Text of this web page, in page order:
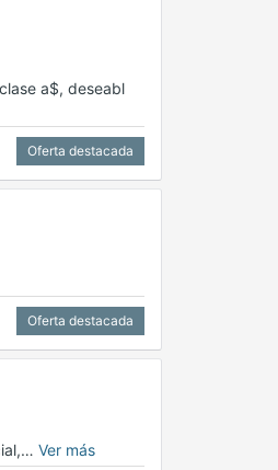
a$, deseabl
Oferta destacada
Oferta destacada
Ver más